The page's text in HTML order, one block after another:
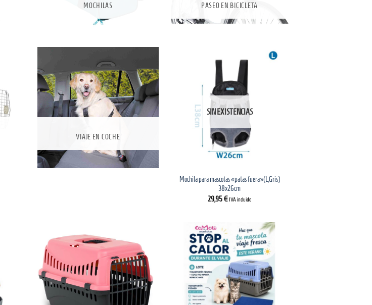
MOCHILAS PASEO EN BICICLETA
VIAJE EN COCHE
SIN EXISTENCIAS
Mochila para mascotas «patas fuera»(L,Gris)
38x26cm
29,95€IVA incluido